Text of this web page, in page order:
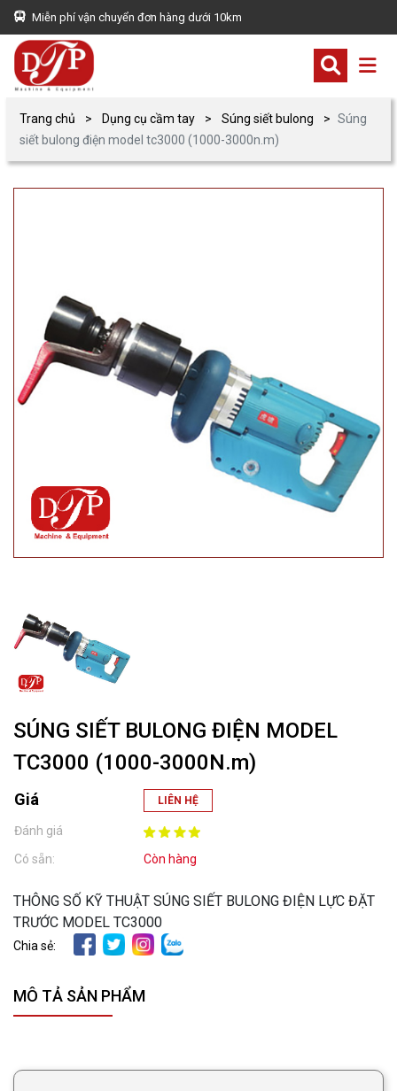
Miễn phí vận chuyển đơn hàng dưới 10km
Trang chủ Dụng cụ cầm tay Súng siết bulong
Súng
siết bulong điện model tc3000 (1000-3000n.m)
SÚNG SIẾT BULONG ĐIỆN MODEL
TC3000 (1000-3000N.m)
Giá LIÊN HỆ
Đánh giá
Có sẵn:
Còn hàng
THÔNG SỐ KỸ THUẬT SÚNG SIẾT BULONG ĐIỆN LỰC ĐẶT
TRƯỚC MODEL TC3000
Chia sẻ:
MÔ TẢ SẢN PHẨM